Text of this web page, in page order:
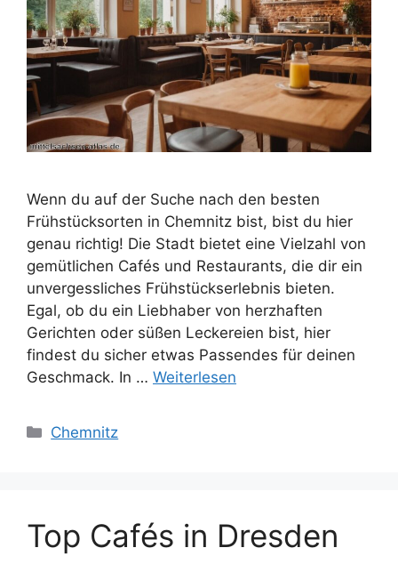
Wenn du auf der Suche nach den besten
Frühstücksorten in Chemnitz bist, bist du hier
genau richtig! Die Stadt bietet eine Vielzahl von
gemütlichen Cafés und Restaurants, die dir ein
unvergessliches Frühstückserlebnis bieten.
Egal, ob du ein Liebhaber von herzhaften
Gerichten oder süßen Leckereien bist, hier
findest du sicher etwas Passendes für deinen
Geschmack. In … Weiterlesen
Kategorien
Chemnitz
Top Cafés in Dresden